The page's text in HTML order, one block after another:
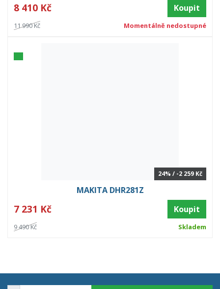
8 410 Kč Koupit
11 990 Kč Momentálně nedostupné
24% / -2 259 Kč
MAKITA DHR281Z
7 231 Kč Koupit
9 490 Kč Skladem